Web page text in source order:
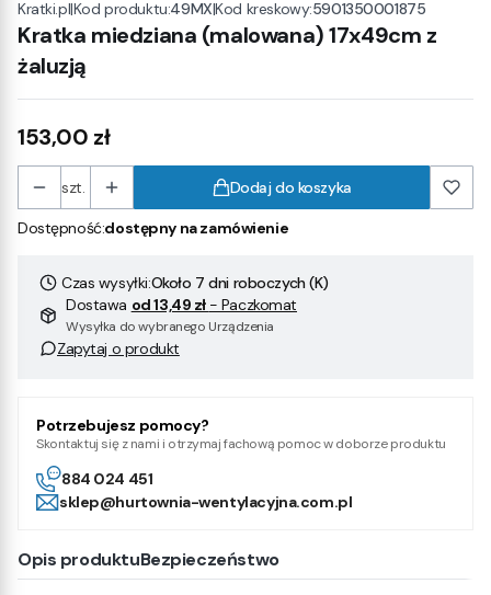
Kratki.pl|Kod produktu:49MX|Kod kreskowy:5901350001875
Kratka miedziana (malowana) 17x49cm z
żaluzją
Cena
153,00 zł
szt. Dodaj do koszyka
Dostępność:dostępny na zamówienie
Czas wysyłki:Około 7 dni roboczych (K)
Dostawa od 13,49 zł - Paczkomat
Wysyłka do wybranego Urządzenia
Zapytaj o produkt
Potrzebujesz pomocy?
Skontaktuj się z nami i otrzymaj fachową pomoc w doborze produktu
884 024 451
sklep@hurtownia-wentylacyjna.com.pl
Opis produktuBezpieczeństwo